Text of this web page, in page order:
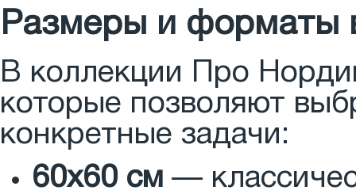
Размеры и форматы
В коллекции Про
которые позволяют
конкретные задачи:
60x60 см —